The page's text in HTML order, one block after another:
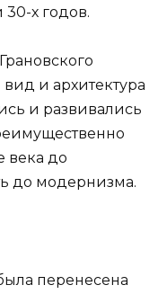
х годов.
и архитектура
и развивались
века до
до модернизма.
перенесена